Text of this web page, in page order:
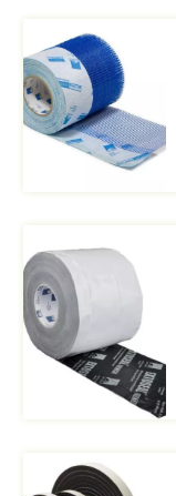
Afbeelding
Afbeelding